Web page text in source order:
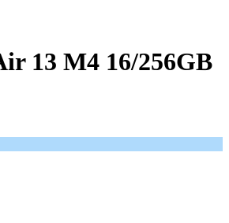
13 M4 16/256GB